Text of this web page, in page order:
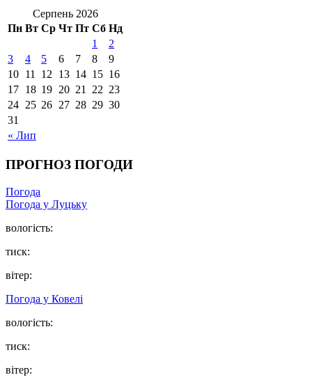
Серпень 2026
Пн Вт Ср Чт Пт Сб Нд
« Лип
1
2
3
4 5 6 7 8
9
10 11 12 13 14 15 16
17 18 19 20 21 22 23
24 25 26 27 28 29 30
31
ПРОГНОЗ ПОГОДИ
Погода
Погода у Луцьку
вологість:
тиск:
вітер:
Погода у Ковелі
вологість:
тиск:
вітер: